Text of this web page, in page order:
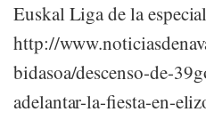
Euskal Liga de la
http://
bidasoa/descenso-de-
adelantar-la-fiesta-en-